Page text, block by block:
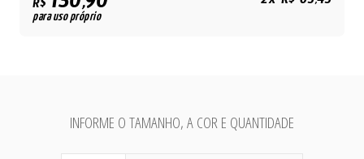
R$
para uso próprio
INFORME O TAMANHO, A COR E QUANTIDADE